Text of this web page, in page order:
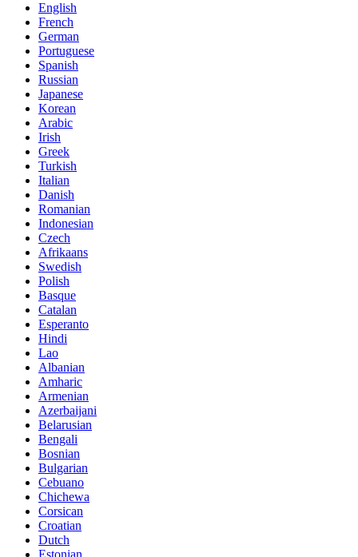
English
French
German
Portuguese
Spanish
Russian
Japanese
Korean
Arabic
Irish
Greek
Turkish
Italian
Danish
Romanian
Indonesian
Czech
Afrikaans
Swedish
Polish
Basque
Catalan
Esperanto
Hindi
Lao
Albanian
Amharic
Armenian
Azerbaijani
Belarusian
Bengali
Bosnian
Bulgarian
Cebuano
Chichewa
Corsican
Croatian
Dutch